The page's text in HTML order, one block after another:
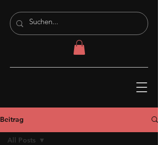
Beitrag
All Posts